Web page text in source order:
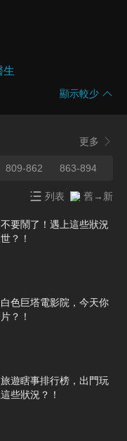
生
顯示較少
更多
809-862 863-894
列表 舊→新
要鬧了！遇上這些狀況
？！
色巨塔電影院，今天你
？！
遊瞎事排行榜，出門玩
些狀況？！